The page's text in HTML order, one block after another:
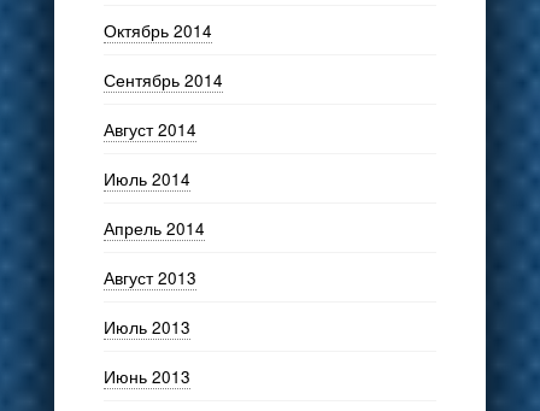
Октябрь 2014
Сентябрь 2014
Август 2014
Июль 2014
Апрель 2014
Август 2013
Июль 2013
Июнь 2013